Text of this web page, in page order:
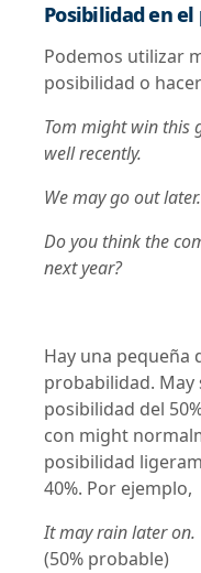
Posibilidad en
Podemos utilizar
posibilidad o
Tom might win this
well recently.
We may go out
Do you think the
next year?
Hay una pequeña
probabilidad. May
posibilidad del
con might
posibilidad
40%. Por ejemplo,
It may rain later on.
(50% probable)